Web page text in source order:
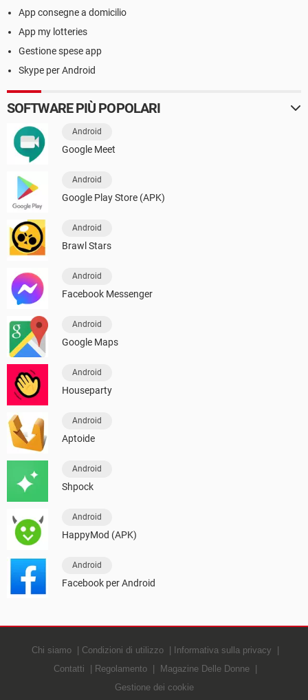
App consegne a domicilio
App my lotteries
Gestione spese app
Skype per Android
SOFTWARE PIÙ POPOLARI
Android
Google Meet
Android
Google Play Store (APK)
Android
Brawl Stars
Android
Facebook Messenger
Android
Google Maps
Android
Houseparty
Android
Aptoide
Android
Shpock
Android
HappyMod (APK)
Android
Facebook per Android
Chi siamo Condizioni di utilizzo
Informativa sulla privacy
Contatti
Regolamento
Magazine Delle Donne
Gestione dei cookie